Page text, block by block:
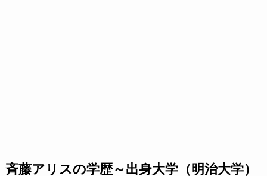
斉藤アリスの学歴～出身大学（明治大学）